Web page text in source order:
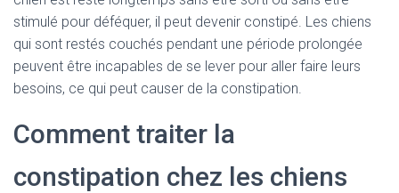
stimulé pour déféquer, il peut devenir constipé. Les chiens
qui sont restés couchés pendant une période prolongée
peuvent être incapables de se lever pour aller faire leurs
besoins, ce qui peut causer de la constipation.
Comment traiter la
constipation chez les chiens